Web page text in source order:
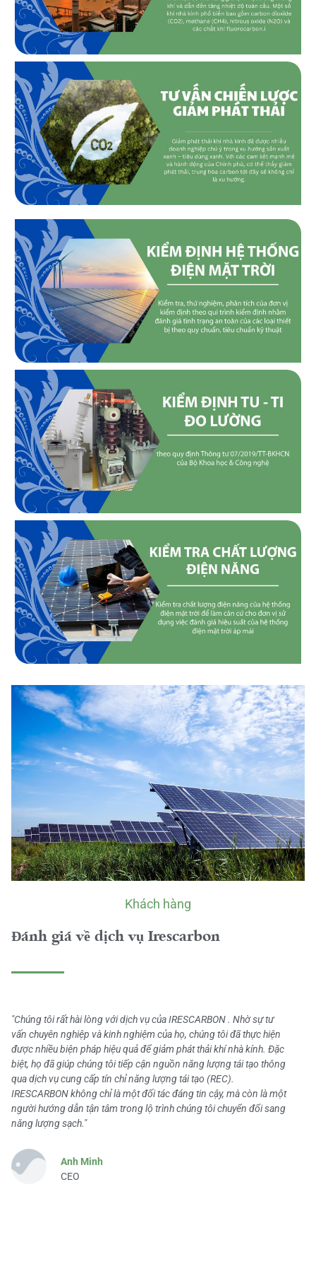
Khách hàng
Đánh giá về dịch vụ Irescarbon
"Chúng tôi rất hài lòng với dịch vụ của IRESCARBON . Nhờ sự tư
vấn chuyên nghiệp và kinh nghiệm của họ, chúng tôi đã thực hiện
được nhiều biện pháp hiệu quả để giảm phát thải khí nhà kính. Đặc
biệt, họ đã giúp chúng tôi tiếp cận nguồn năng lượng tái tạo thông
qua dịch vụ cung cấp tín chỉ năng lượng tái tạo (REC).
IRESCARBON không chỉ là một đối tác đáng tin cậy, mà còn là một
người hướng dẫn tận tâm trong lộ trình chúng tôi chuyển đổi sang
năng lượng sạch."
Anh Minh
CEO